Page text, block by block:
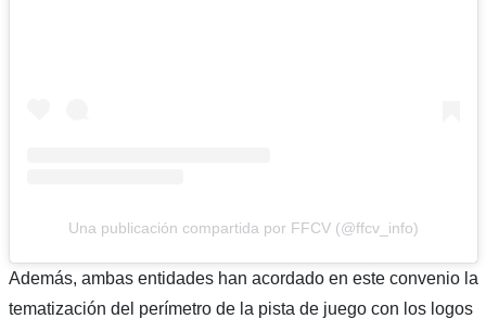
Una publicación compartida por FFCV (@ffcv_info)
Además, ambas entidades han acordado en este convenio la
tematización del perímetro de la pista de juego con los logos